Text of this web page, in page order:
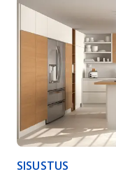
SISUSTUS